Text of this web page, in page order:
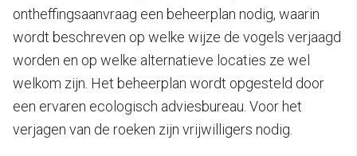
ontheffingsaanvraag een beheerplan nodig, waarin
wordt beschreven op welke wijze de vogels verjaagd
worden en op welke alternatieve locaties ze wel
welkom zijn. Het beheerplan wordt opgesteld door
een ervaren ecologisch adviesbureau. Voor het
verjagen van de roeken zijn vrijwilligers nodig.